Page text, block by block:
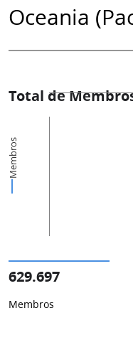
Oceania
Total de
Membros
629.697
Membros